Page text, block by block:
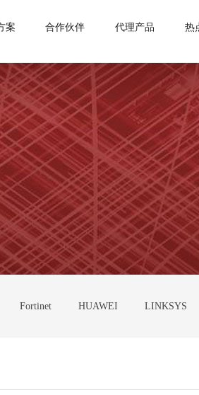
案 合作伙伴 代理产品 热
Fortinet HUAWEI LINKSYS